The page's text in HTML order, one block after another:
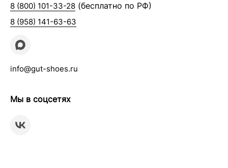
8 (800) 101-33-28 (бесплатно по РФ)
8 (958) 141-63-63
info@gut-shoes.ru
Мы в соцсетях